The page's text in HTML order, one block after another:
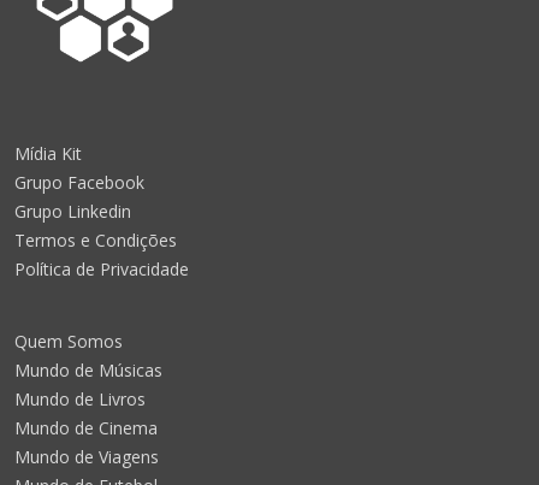
Mídia Kit
Grupo Facebook
Grupo Linkedin
Termos e Condições
Política de Privacidade
Quem Somos
Mundo de Músicas
Mundo de Livros
Mundo de Cinema
Mundo de Viagens